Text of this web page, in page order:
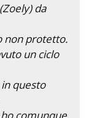
da
non protetto.
un ciclo
questo